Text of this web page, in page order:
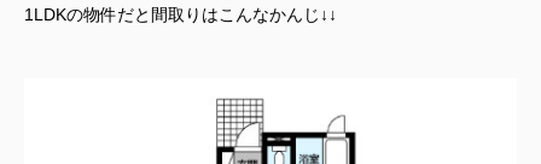
1LDKの物件だと間取りはこんなかんじ↓↓